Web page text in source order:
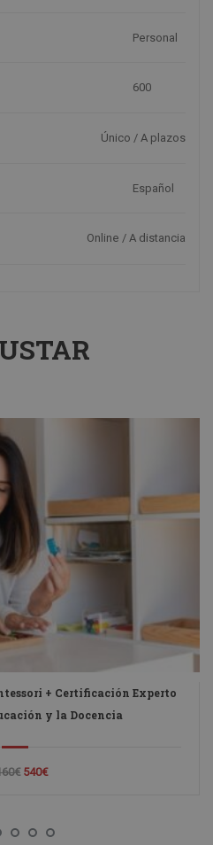
Personal
600
Único / A plazos
Español
Online / A distancia
+ Certificación Experto
y la Docencia
540€